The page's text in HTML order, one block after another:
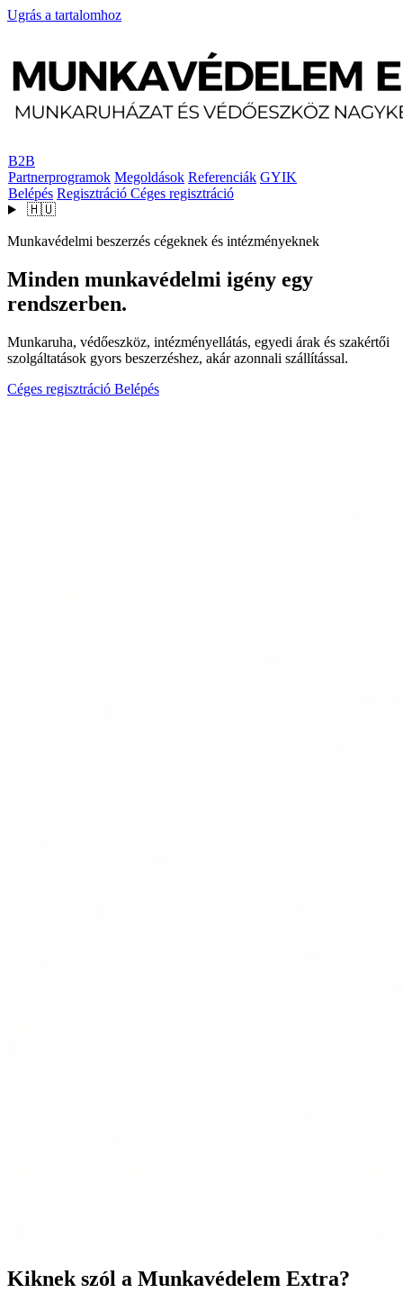
Ugrás a tartalomhoz
B2B
Partnerprogramok Megoldások Referenciák GYIK
Belépés Regisztráció Céges regisztráció
🇭🇺
Munkavédelmi beszerzés cégeknek és intézményeknek
Minden munkavédelmi igény egy
rendszerben.
Munkaruha, védőeszköz, intézményellátás, egyedi árak és szakértői
szolgáltatások gyors beszerzéshez, akár azonnali szállítással.
Céges regisztráció Belépés
Kiknek szól a Munkavédelem Extra?